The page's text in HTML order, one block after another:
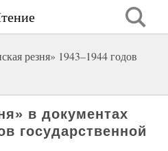
резня» 1943–1944 годов
в документах
государственной